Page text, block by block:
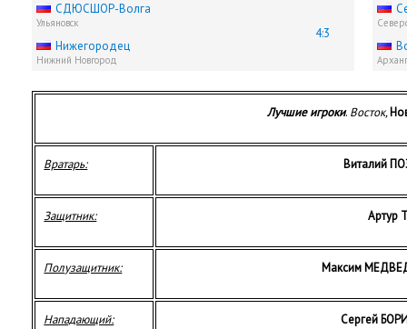
СДЮCШОР-Волга
Ульяновск
4:3
Нижегородец
Нижний Новгород
Лучшие игроки. Восток,
Вратарь: Виталий
Защитник: Артур
Полузащитник: Максим
Нападающий: Сергей